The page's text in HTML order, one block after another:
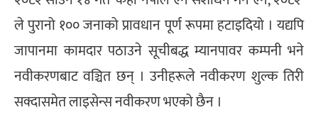
ले पुरानो १०० जनाको प्रावधान पूर्ण रूपमा हटाइदियो । यद्यपि
जापानमा कामदार पठाउने सूचीबद्ध म्यानपावर कम्पनी भने
नवीकरणबाट वञ्चित छन् । उनीहरूले नवीकरण शुल्क तिरी
सक्दासमेत लाइसेन्स नवीकरण भएको छैन ।